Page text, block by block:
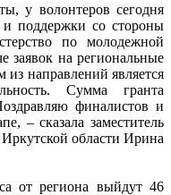
у волонтеров сегодня
и поддержки со стороны
по молодежной
заявок на региональные
направлений является
Сумма гранта
финалистов и
– сказала заместитель
области Ирина
от региона выйдут 46